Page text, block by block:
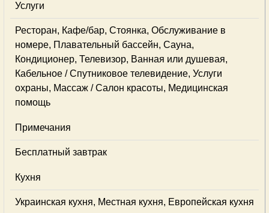
Услуги
Ресторан, Кафе/бар, Стоянка, Обслуживание в
номере, Плавательный бассейн, Сауна,
Кондиционер, Телевизор, Ванная или душевая,
Кабельное / Спутниковое телевидение, Услуги
охраны, Массаж / Салон красоты, Медицинская
помощь
Примечания
Бесплатный завтрак
Кухня
Украинская кухня, Местная кухня, Европейская кухня